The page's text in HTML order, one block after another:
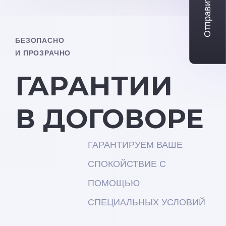
БЕЗОПАСНО
И ПРОЗРАЧНО
ГАРАНТИИ
В ДОГОВОРЕ
ГАРАНТИРУЕМ ВАШЕ
СПОКОЙСТВИЕ С
ПОМОЩЬЮ
СПЕЦИАЛЬНЫХ УСЛОВИЙ